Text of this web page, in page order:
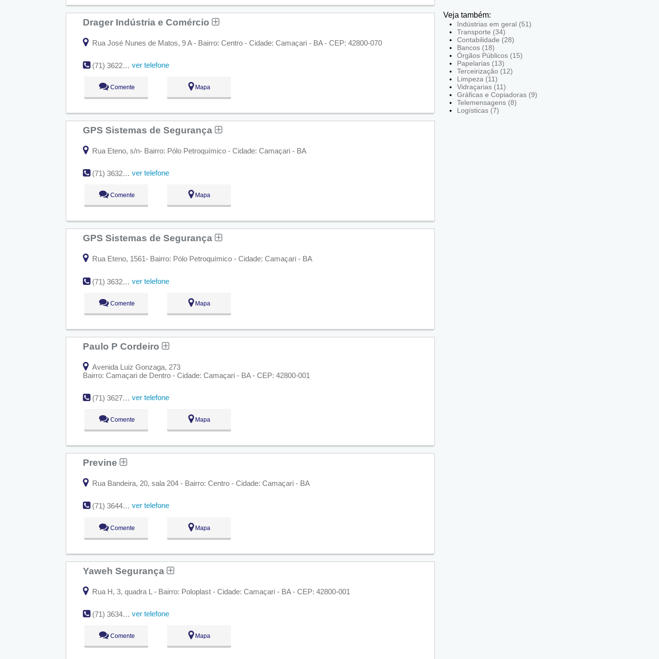
Drager Indústria e Comércio
Rua José Nunes de Matos, 9 A - Bairro: Centro - Cidade: Camaçari - BA - CEP: 42800-070
(71) 3622-5171 ver telefone
Comente Mapa
GPS Sistemas de Segurança
Rua Eteno, s/n- Bairro: Pólo Petroquímico - Cidade: Camaçari - BA
(71) 3632-1179 ver telefone
Comente Mapa
GPS Sistemas de Segurança
Rua Eteno, 1561- Bairro: Pólo Petroquímico - Cidade: Camaçari - BA
(71) 3632-1213 ver telefone
Comente Mapa
Paulo P Cordeiro
Avenida Luiz Gonzaga, 273
Bairro: Camaçari de Dentro - Cidade: Camaçari - BA - CEP: 42800-001
(71) 3627-4838 ver telefone
Comente Mapa
Previne
Rua Bandeira, 20, sala 204 - Bairro: Centro - Cidade: Camaçari - BA
(71) 3644-1537 ver telefone
Comente Mapa
Yaweh Segurança
Rua H, 3, quadra L - Bairro: Poloplast - Cidade: Camaçari - BA - CEP: 42800-001
(71) 3634-8742 ver telefone
Comente Mapa
Veja também:
Indústrias em geral (51)
Transporte (34)
Contabilidade (28)
Bancos (18)
Órgãos Públicos (15)
Papelarias (13)
Terceirização (12)
Limpeza (11)
Vidraçarias (11)
Gráficas e Copiadoras (9)
Telemensagens (8)
Logísticas (7)